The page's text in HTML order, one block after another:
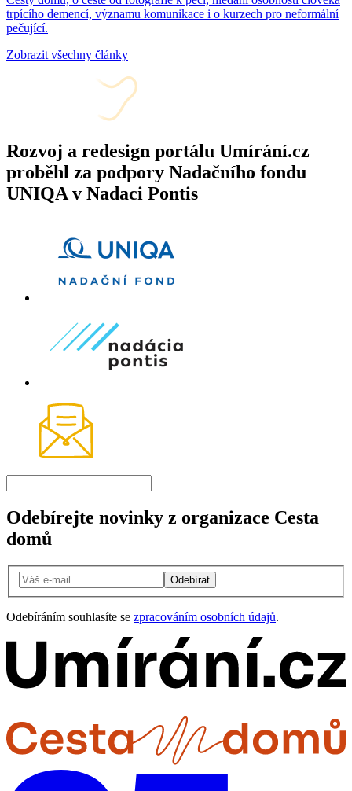
trpícího demencí, významu komunikace i o kurzech pro neformální
pečující.
Zobrazit všechny články
Rozvoj a redesign portálu Umírání.cz
proběhl za podpory Nadačního fondu
UNIQA v Nadaci Pontis
Odebírejte novinky z organizace Cesta
domů
Odebírat
Odebíráním souhlasíte se zpracováním osobních údajů.